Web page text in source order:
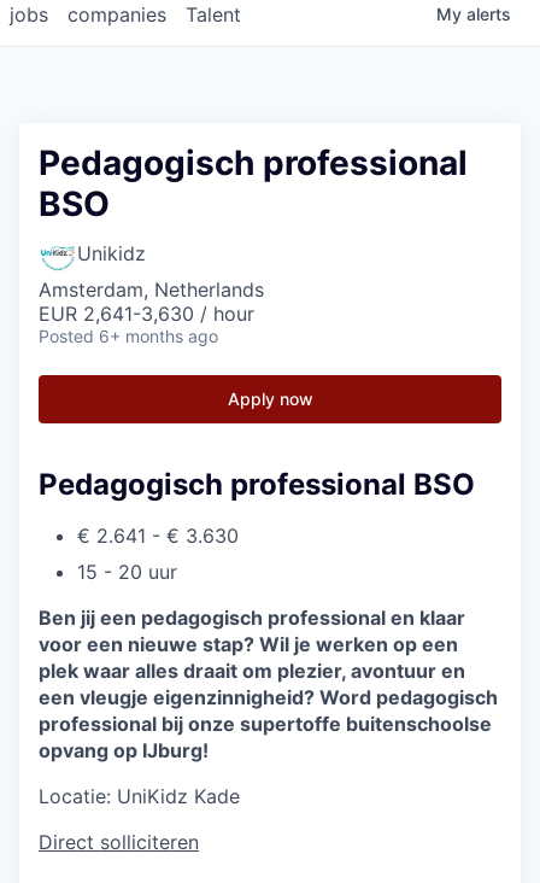
jobs companies Talent My alerts
Pedagogisch professional
BSO
Unikidz
Amsterdam, Netherlands
EUR 2,641-3,630 / hour
Posted 6+ months ago
Apply now
Pedagogisch professional BSO
€ 2.641 - € 3.630
15 - 20 uur
Ben jij een pedagogisch professional en klaar
voor een nieuwe stap? Wil je werken op een
plek waar alles draait om plezier, avontuur en
een vleugje eigenzinnigheid? Word pedagogisch
professional bij onze supertoffe buitenschoolse
opvang op IJburg!
Locatie: UniKidz Kade
Direct solliciteren